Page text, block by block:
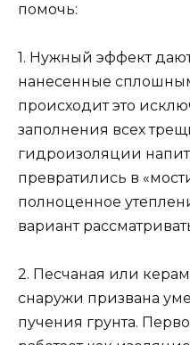
помочь:
1. Нужный эффект
нанесенные
происходит это
заполнения всех
гидроизоляции
превратились в
полноценное
вариант
2. Песчаная или
снаружи призвана
пучения грунта.